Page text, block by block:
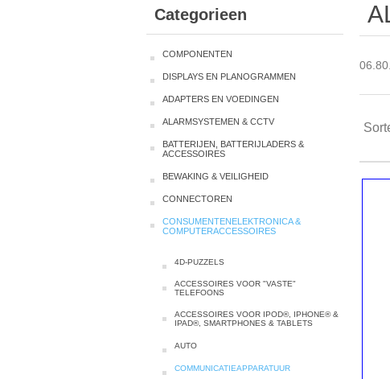
Categorieen
COMPONENTEN
DISPLAYS EN PLANOGRAMMEN
ADAPTERS EN VOEDINGEN
ALARMSYSTEMEN & CCTV
BATTERIJEN, BATTERIJLADERS &
ACCESSOIRES
BEWAKING & VEILIGHEID
CONNECTOREN
CONSUMENTENELEKTRONICA &
COMPUTERACCESSOIRES
4D-PUZZELS
ACCESSOIRES VOOR "VASTE"
TELEFOONS
ACCESSOIRES VOOR IPOD®, IPHONE® &
IPAD®, SMARTPHONES & TABLETS
AUTO
COMMUNICATIEAPPARATUUR